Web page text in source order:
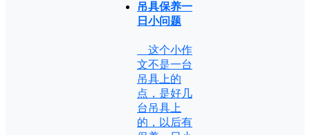
吊具保养一
日小问题
这个小作
文不是一台
吊具上的
点，是好几
台吊具上
的，以后有